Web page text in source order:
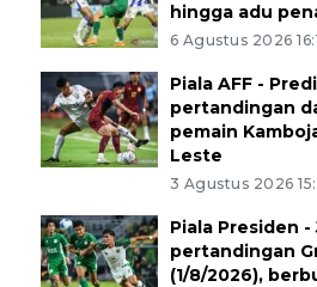
hingga adu
6 Agustus 2026
Piala AFF -
pertandingan
pemain
Leste
3 Agustus 2026
Piala Presiden -
pertandingan
(1/8/2026),